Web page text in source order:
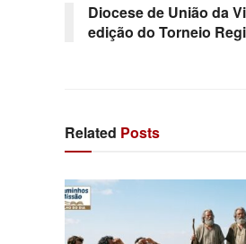
Diocese de União da
edição do Torneio
Related Posts